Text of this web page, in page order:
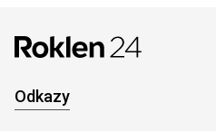
Odkazy